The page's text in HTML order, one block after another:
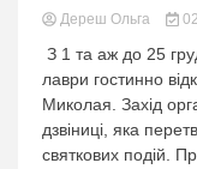
Дереш Ольга
З 1 та аж до 25
лаври гостинно
Миколая. Захід
дзвіниці, яка
святкових подій.